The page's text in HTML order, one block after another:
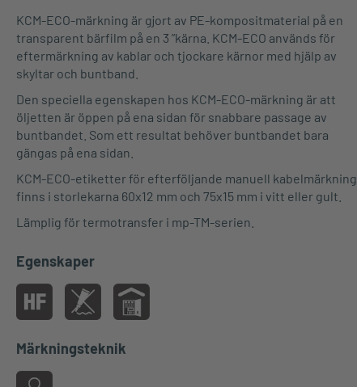
KCM-ECO-märkning är gjort av PE-kompositmaterial på en
transparent bärfilm på en 3 ”kärna. KCM-ECO används för
eftermärkning av kablar och tjockare kärnor med hjälp av
skyltar och buntband.
Den speciella egenskapen hos KCM-ECO-märkning är att
öljetten är öppen på ena sidan för snabbare passage av
buntbandet. Som ett resultat behöver buntbandet bara
gängas på ena sidan.
KCM-ECO-etiketter för efterföljande manuell kabelmärkning
finns i storlekarna 60x12 mm och 75x15 mm i vitt eller gult.
Lämplig för termotransfer i mp-TM-serien.
Egenskaper
Märkningsteknik